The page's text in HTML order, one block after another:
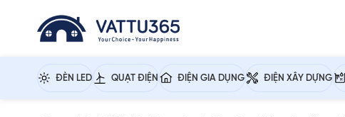
ĐÈN LED QUẠT ĐIỆN ĐIỆN GIA DỤNG ĐIỆN XÂY DỰNG